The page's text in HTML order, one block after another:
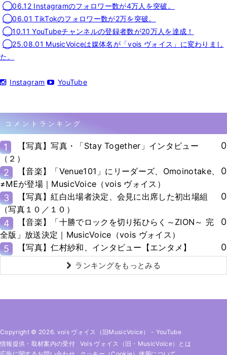
◯06.12 Instagramのフォロワー数が4万人を突破。
◯06.01 TikTokのフォロワー数が2万を突破。
◯10.11 YouTubeチャンネルの登録者数が20万人を達成！
◯25.08.01 MusicVoiceは媒体名が「vois ヴォイス」に変わりまし
た。
Instagram YouTube
コメントランキング
1
【写真】写真・「Stay Together」インタビュー
（２）
0
2
【音楽】「Venue101」にリーダーズ、Omoinotake、
≠MEが登場｜MusicVoice（vois ヴォイス）
0
3
【写真】紅白出場者決定、会見に出席した初出場組
（写真１０／１０）
0
4
【音楽】「十勝でロックを切り拓ひらく～ZION～ 完
全版」放送決定｜MusicVoice（vois ヴォイス）
0
5 【写真】仁村紗和、インタビュー【エンタメ】 0
ランキングをもっとみる
Copyright © 2026. vois ヴォイス（旧MusicVoice） - YouTube
情報提供・取材案内の受付
Vois ヴォイス（旧・MusicVoice）とは